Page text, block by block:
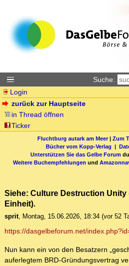
Suche:
Login
zurück zur Hauptseite
in Thread öffnen
Ticker
Fluchtburg autark am Meer| Zum
Bücher vom Kopp-Verlag |
Unterstützen Sie das Gelbe Forum
Weitere Buchempfehlungen und
Siehe: Culture Destruction
Einheit).
sprit, Montag, 15.06.2026, 18:34 (vor 52
https://dasgelbeforum.net/
Nun kann ein von den Besatzern
auferlegtem BRD-Gründungsvertrag